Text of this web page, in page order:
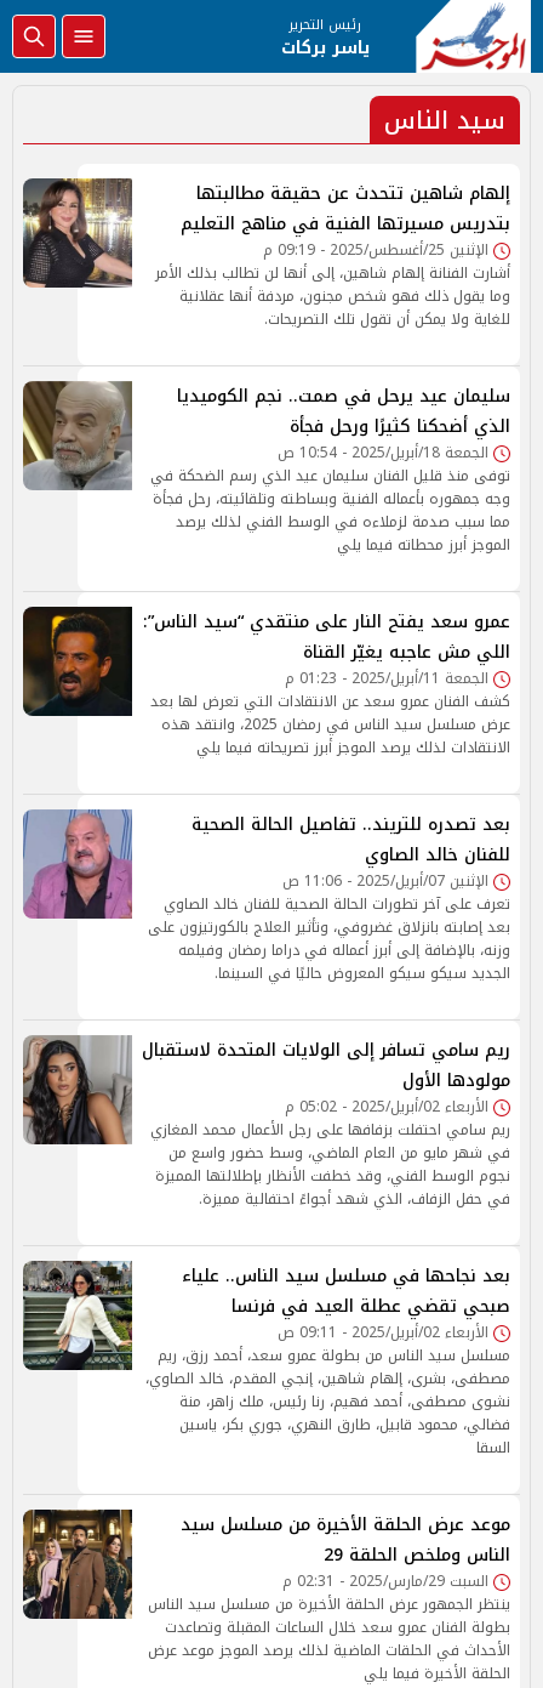
رئيس التحرير
ياسر بركات
سيد الناس
إلهام شاهين تتحدث عن حقيقة مطالبتها
بتدريس مسيرتها الفنية في مناهج التعليم
الإثنين 25/أغسطس/2025 - 09:19 م
أشارت الفنانة إلهام شاهين، إلى أنها لن تطالب بذلك الأمر
وما يقول ذلك فهو شخص مجنون، مردفة أنها عقلانية
للغاية ولا يمكن أن تقول تلك التصريحات.
سليمان عيد يرحل في صمت.. نجم الكوميديا
الذي أضحكنا كثيرًا ورحل فجأة
الجمعة 18/أبريل/2025 - 10:54 ص
توفى منذ قليل الفنان سليمان عيد الذي رسم الضحكة في
وجه جمهوره بأعماله الفنية وبساطته وتلقائيته، رحل فجأة
مما سبب صدمة لزملاءه في الوسط الفني لذلك يرصد
الموجز أبرز محطاته فيما يلي
عمرو سعد يفتح النار على منتقدي “سيد الناس”:
اللي مش عاجبه يغيّر القناة
الجمعة 11/أبريل/2025 - 01:23 م
كشف الفنان عمرو سعد عن الانتقادات التي تعرض لها بعد
عرض مسلسل سيد الناس في رمضان 2025، وانتقد هذه
الانتقادات لذلك يرصد الموجز أبرز تصريحاته فيما يلي
بعد تصدره للتريند.. تفاصيل الحالة الصحية
للفنان خالد الصاوي
الإثنين 07/أبريل/2025 - 11:06 ص
تعرف على آخر تطورات الحالة الصحية للفنان خالد الصاوي
بعد إصابته بانزلاق غضروفي، وتأثير العلاج بالكورتيزون على
وزنه، بالإضافة إلى أبرز أعماله في دراما رمضان وفيلمه
الجديد سيكو سيكو المعروض حاليًا في السينما.
ريم سامي تسافر إلى الولايات المتحدة لاستقبال
مولودها الأول
الأربعاء 02/أبريل/2025 - 05:02 م
ريم سامي احتفلت بزفافها على رجل الأعمال محمد المغازي
في شهر مايو من العام الماضي، وسط حضور واسع من
نجوم الوسط الفني، وقد خطفت الأنظار بإطلالتها المميزة
في حفل الزفاف، الذي شهد أجواءً احتفالية مميزة.
بعد نجاحها في مسلسل سيد الناس.. علياء
صبحي تقضي عطلة العيد في فرنسا
الأربعاء 02/أبريل/2025 - 09:11 ص
مسلسل سيد الناس من بطولة عمرو سعد، أحمد رزق، ريم
مصطفى، بشرى، إلهام شاهين، إنجي المقدم، خالد الصاوي،
نشوى مصطفى، أحمد فهيم، رنا رئيس، ملك زاهر، منة
فضالي، محمود قابيل، طارق النهري، جوري بكر، ياسين
السقا
موعد عرض الحلقة الأخيرة من مسلسل سيد
الناس وملخص الحلقة 29
السبت 29/مارس/2025 - 02:31 م
ينتظر الجمهور عرض الحلقة الأخيرة من مسلسل سيد الناس
بطولة الفنان عمرو سعد خلال الساعات المقبلة وتصاعدت
الأحداث في الحلقات الماضية لذلك يرصد الموجز موعد عرض
الحلقة الأخيرة فيما يلي